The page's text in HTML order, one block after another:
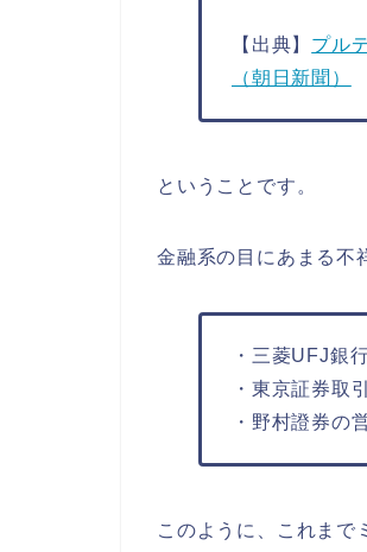
【出典】 プル
（朝日新聞）
ということです。
金融系の目にあまる不
・三菱UFJ銀
・東京証券取
・野村證券の
このように、これまで